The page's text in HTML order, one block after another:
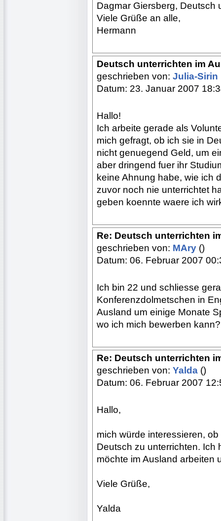
Dagmar Giersberg, Deutsch
Viele Grüße an alle,
Hermann
Deutsch unterrichten im
geschrieben von: Julia-Sirin
Datum: 23. Januar 2007
Hallo!
Ich arbeite gerade als
mich gefragt, ob ich sie in
nicht genuegend Geld, um
aber dringend fuer ihr
keine Ahnung habe, wie ich
zuvor noch nie unterrichtet
geben koennte waere ich
Re: Deutsch unterrichten
geschrieben von: MAry ()
Datum: 06. Februar 2007
Ich bin 22 und schliesse
Konferenzdolmetschen in
Ausland um einige Monate
wo ich mich bewerben kann?
Re: Deutsch unterrichten
geschrieben von: Yalda ()
Datum: 06. Februar 2007
Hallo,
mich würde interessieren,
Deutsch zu unterrichten. Ich
möchte im Ausland arbeiten
Viele Grüße,
Yalda